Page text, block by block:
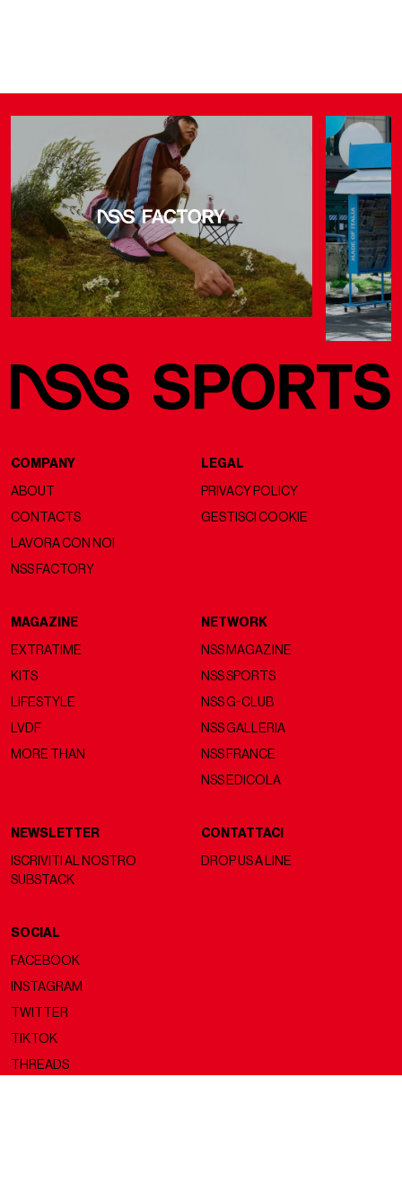
COMPANY
ABOUT
CONTACTS
LAVORA CON NOI
NSS FACTORY
LEGAL
PRIVACY POLICY
GESTISCI COOKIE
MAGAZINE
EXTRATIME
KITS
LIFESTYLE
LVDF
MORE THAN
NETWORK
NSS MAGAZINE
NSS SPORTS
NSS G-CLUB
NSS GALLERIA
NSS FRANCE
NSS EDICOLA
NEWSLETTER
ISCRIVITI AL NOSTRO
SUBSTACK
CONTATTACI
DROP US A LINE
SOCIAL
FACEBOOK
INSTAGRAM
TWITTER
TIKTOK
THREADS